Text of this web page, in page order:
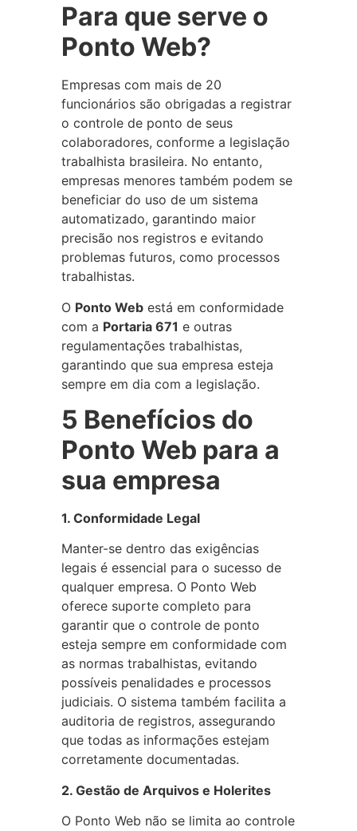
Para que serve o
Ponto Web?
Empresas com mais de 20
funcionários são obrigadas a registrar
o controle de ponto de seus
colaboradores, conforme a legislação
trabalhista brasileira. No entanto,
empresas menores também podem se
beneficiar do uso de um sistema
automatizado, garantindo maior
precisão nos registros e evitando
problemas futuros, como processos
trabalhistas.
O Ponto Webestá em conformidade
com a Portaria 671 e outras
regulamentações trabalhistas,
garantindo que sua empresa esteja
sempre em dia com a legislação.
5 Benefícios do
Ponto Web para a
sua empresa
1. Conformidade Legal
Manter-se dentro das exigências
legais é essencial para o sucesso de
qualquer empresa. O Ponto Web
oferece suporte completo para
garantir que o controle de ponto
esteja sempre em conformidade com
as normas trabalhistas, evitando
possíveis penalidades e processos
judiciais. O sistema também facilita a
auditoria de registros, assegurando
que todas as informações estejam
corretamente documentadas.
2. Gestão de Arquivos e Holerites
O Ponto Web não se limita ao controle